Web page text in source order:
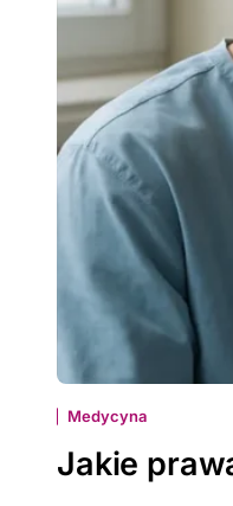
Medycyna
Jakie